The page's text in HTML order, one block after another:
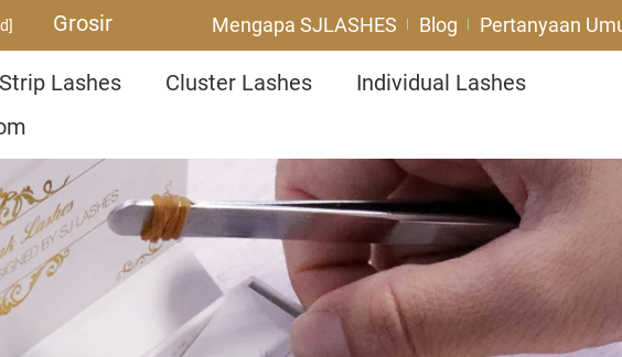
Grosir Mengapa SJLASHES Blog Pertanyaan
Strip Lashes Cluster Lashes
Individual Lashes